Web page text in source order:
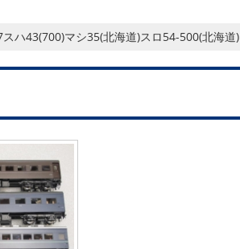
ハ43(700)マシ35(北海道)スロ54-500(北海道)